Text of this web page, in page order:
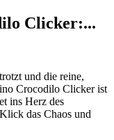
Clicker:...
und die reine,
Crocodilo Clicker ist
ins Herz des
das Chaos und